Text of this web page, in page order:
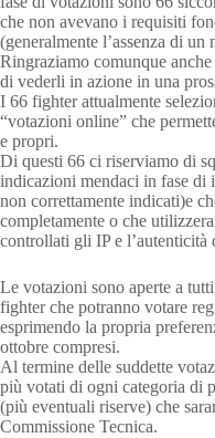
che non avevano i requisiti
(generalmente l’assenza di
Ringraziamo comunque
di vederli in azione in una
I 66 fighter attualmente
“votazioni online” che
e propri.
Di questi 66 ci riserviamo di
indicazioni mendaci in fase di
non correttamente indicati)e
completamente o che
controllati gli IP e l’autenticità
Le votazioni sono aperte a
fighter che potranno votare
esprimendo la propria
ottobre compresi.
Al termine delle suddette
più votati di ogni categoria di
(più eventuali riserve) che
Commissione Tecnica.